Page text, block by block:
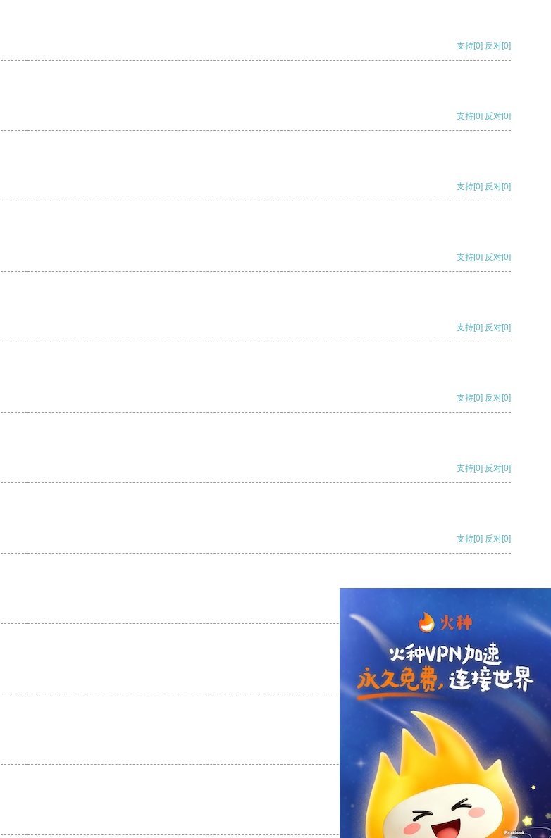
支持[0] 反对[0]
支持[0] 反对[0]
支持[0] 反对[0]
支持[0] 反对[0]
支持[0] 反对[0]
支持[0] 反对[0]
支持[0] 反对[0]
支持[0] 反对[0]
支持[0] 反对[0]
支持[0] 反对
支持[0] 反对[0]